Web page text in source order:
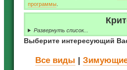
программы
Развернуть список...
Выберите интересующий
Все виды |